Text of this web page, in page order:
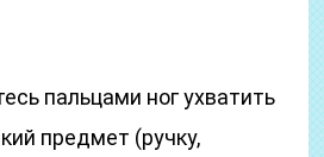
пальцами ног ухватить
предмет (ручку,